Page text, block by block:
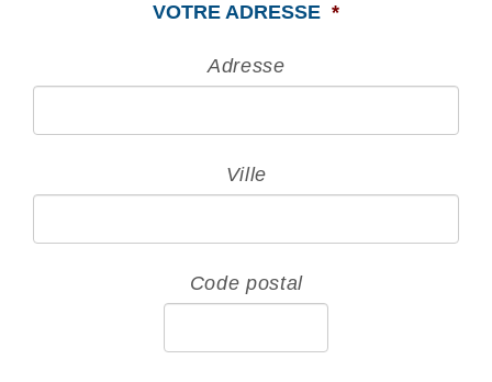
VOTRE ADRESSE *
Adresse
Ville
Code postal